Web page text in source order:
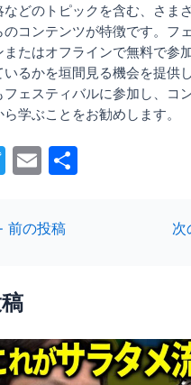
などのトピックを含む、さま
コンテンツが特徴です。フ
またはオフラインで無料で参
いるかを垣間見る機会を提供
フェスティバルに参加し、コ
ら学ぶことをお勧めします。
T
itt
er
E
ai
l
前の投稿 次